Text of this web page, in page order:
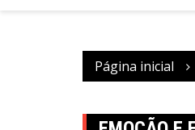
Página inicial